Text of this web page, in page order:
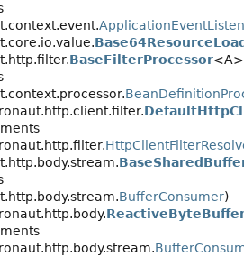
BaseFilterProcessor<A>
BufferConsumer)